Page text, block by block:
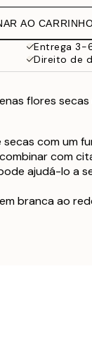
AO
Entrega 3-
Direito de
flores secas
com um
com
ajudá-lo a
branca ao